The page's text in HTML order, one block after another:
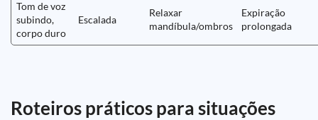
Tom de voz
subindo,
corpo duro
Escalada
Relaxar
mandíbula/ombros
Expiração
prolongada
Roteiros práticos para situações